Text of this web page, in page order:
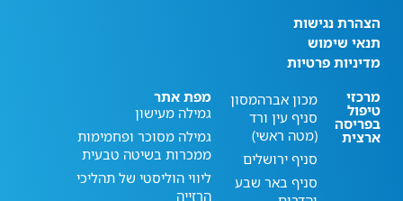
הצהרת נגישות
תנאי שימוש
מדיניות פרטיות
מרכזי
טיפול
בפריסה
ארצית
מכון אברהמסון
סניף עין ורד
(מטה ראשי)
סניף ירושלים
סניף באר שבע
מפת אתר
גמילה מעישון
גמילה מסוכר ופחמימות
ממכרות בשיטה טבעית
ליווי הוליסטי של תהליכי
הרזייה